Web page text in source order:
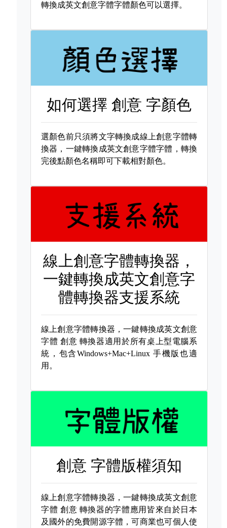
轉換成英文創意字體字體顏色可以選擇。
如何選擇創意 字顏色
選顏色前只須將文字轉換成線上創意字體轉
換器，一鍵轉換成英文創意字體字體，轉換
完後點顏色名稱即可下載相對顏色。
線上創意字體轉換器，
一鍵轉換成英文創意字
體轉換器支援系統
線上創意字體轉換器，一鍵轉換成英文創意
字體 創意 轉換器適用於所有桌上型電腦系
統，包含Windows+Mac+Linux 手機版也適
用。
創意 字體版權須知
線上創意字體轉換器，一鍵轉換成英文創意
字體 創意 轉換器的字體應用皆來自於日本
及國外的免費開源字體，可商業也可個人使